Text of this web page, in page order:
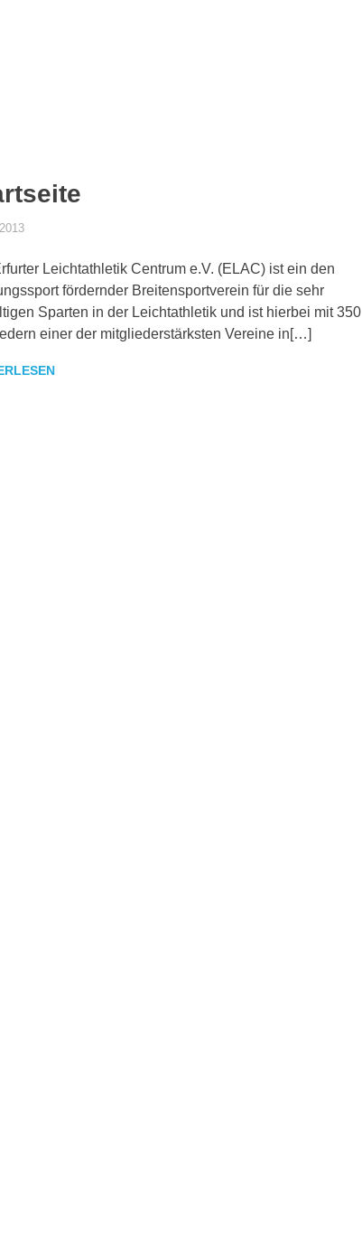
Leichtathletik Centrum e.V. (ELAC) ist ein den
fördernder Breitensportverein für die sehr
Sparten in der Leichtathletik und ist hierbei mit 350
einer der mitgliederstärksten Vereine in[…]